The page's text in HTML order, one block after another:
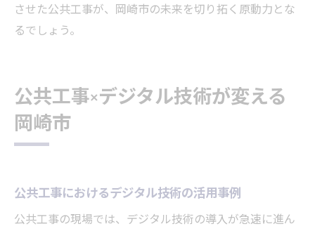
させた公共工事が、岡崎市の未来を切り拓く原動力とな
るでしょう。
公共工事×デジタル技術が変える
岡崎市
公共工事におけるデジタル技術の活用事例
公共工事の現場では、デジタル技術の導入が急速に進ん